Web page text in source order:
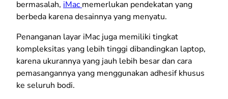
bermasalah, iMac memerlukan pendekatan yang
berbeda karena desainnya yang menyatu.
Penanganan layar iMac juga memiliki tingkat
kompleksitas yang lebih tinggi dibandingkan laptop,
karena ukurannya yang jauh lebih besar dan cara
pemasangannya yang menggunakan adhesif khusus
ke seluruh bodi.